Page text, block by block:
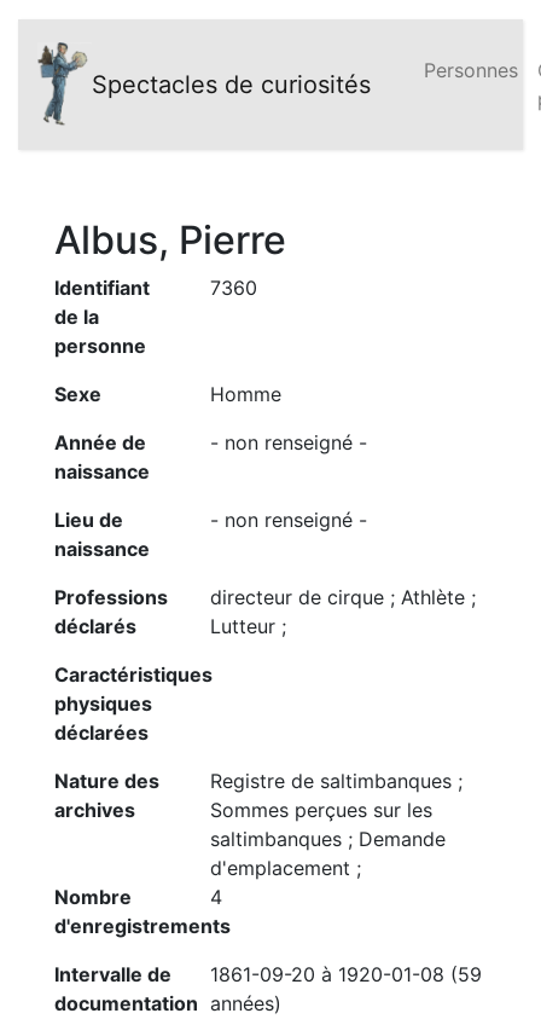
Spectacles de curiosités Personnes
Albus, Pierre
Identifiant
de la
personne
7360
Sexe
Homme
Année de
naissance
- non renseigné -
Lieu de
naissance
- non renseigné -
Professions
déclarés
directeur de cirque ; Athlète ;
Lutteur ;
Caractéristiques
physiques
déclarées
Nature des
archives
Registre de saltimbanques ;
Sommes perçues sur les
saltimbanques ; Demande
d'emplacement ;
Nombre
d'enregistrements
4
Intervalle de
documentation
1861-09-20 à 1920-01-08 (59
années)